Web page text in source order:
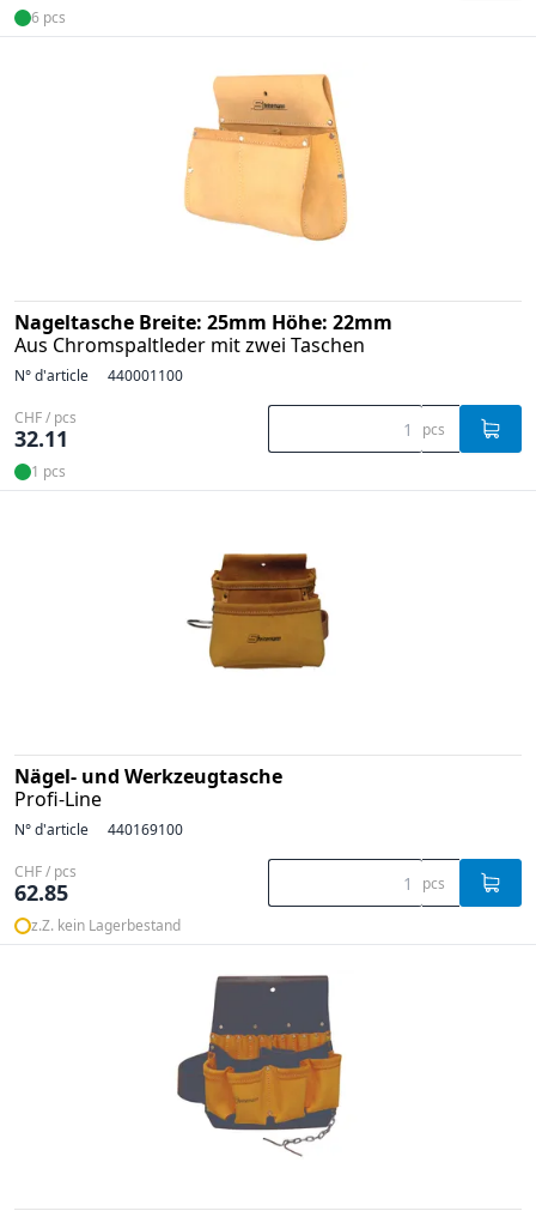
6 pcs
Nageltasche Breite: 25mm Höhe: 22mm
Aus Chromspaltleder mit zwei Taschen
N° d'article 440001100
CHF / pcs
32.11 pcs
1 pcs
Nägel- und Werkzeugtasche
Profi-Line
N° d'article 440169100
CHF / pcs
62.85 pcs
z.Z. kein Lagerbestand